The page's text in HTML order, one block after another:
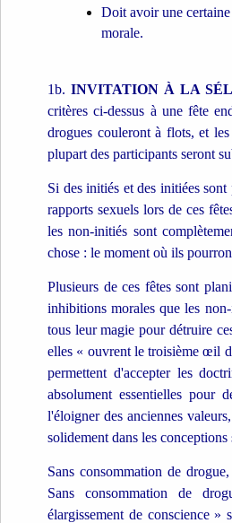
Doit avoir une certaine
morale.
1b. INVITATION À LA
critères ci-dessus à une fête
drogues couleront à flots, et
plupart des participants seront
Si des initiés et des initiées
rapports sexuels lors de ces
les non-initiés sont
chose : le moment où ils
Plusieurs de ces fêtes sont
inhibitions morales que les
tous leur magie pour détruire
elles « ouvrent le troisième œil
permettent d'accepter les
absolument essentielles pour
l'éloigner des anciennes
solidement dans les
Sans consommation de
Sans consommation de
élargissement de conscience »